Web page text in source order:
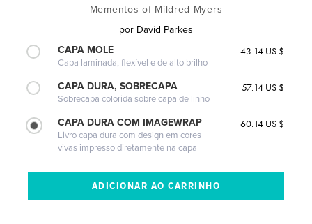
Mementos of Mildred Myers
por David Parkes
CAPA MOLE
Capa laminada, flexível e de alto brilho
43.14 US $
CAPA DURA, SOBRECAPA
Sobrecapa colorida sobre capa de linho
57.14 US $
CAPA DURA COM IMAGEWRAP
Livro capa dura com design em cores
vivas impresso diretamente na capa
60.14 US $